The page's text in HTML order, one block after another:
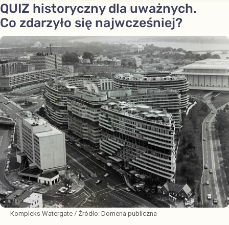
QUIZ historyczny dla uważnych.
Co zdarzyło się najwcześniej?
Kompleks Watergate / Źródło: Domena publiczna